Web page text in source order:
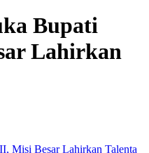
Bupati
Lahirkan